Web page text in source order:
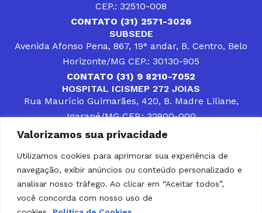
Valorizamos sua privacidade
Utilizamos cookies para aprimorar sua experiência de
navegação, exibir anúncios ou conteúdo personalizado e
analisar nosso tráfego. Ao clicar em “Aceitar todos”,
você concorda com nosso uso de
CEP.: 32510-008
CONTATO (31) 2571-3026
SUBSEDE
Avenida Afonso Pena, 867, 19° andar, B. Centro, Belo
Horizonte/MG CEP.: 30130-905
CONTATO (31) 9 8210-7052
HOSPITAL ICISMEP 272 JOIAS
Rua Maurício Guimarães, 420, B. Madre Liliane,
Igarapé/MG CEP.: 32900-000
CONTATOS (31) 3512-4400 ou (31) 9 8309-8660
DESENVOLVER SOLUÇÕES, AÇÕES E SERVIÇOS
PÚBLICOS QUE COMPLEMENTEM A ASSISTÊNCIA À
POPULAÇÃO DA REGIÃO EM QUE ATUA, SENDO
PARCEIRO DOS MUNICÍPIOS CONSORCIADOS NA
SOLUÇÃO DE DIFICULDADES ENFRENTADAS POR
GESTORES MUNICIPAIS, É O COMPROMISSO DO
ICISMEP.